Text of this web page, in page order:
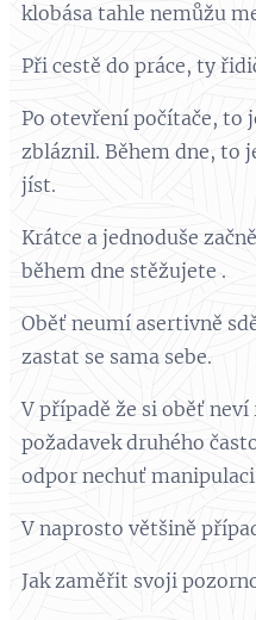
klobása tahle nemůžu
Při cestě do práce, ty
Po otevření počítače, to
zbláznil. Během dne, to
jíst.
Krátce a jednoduše
během dne stěžujete .
Oběť neumí asertivně
zastat se sama sebe.
V případě že si oběť
požadavek druhého
odpor nechuť
V naprosto většině
Jak zaměřit svoji